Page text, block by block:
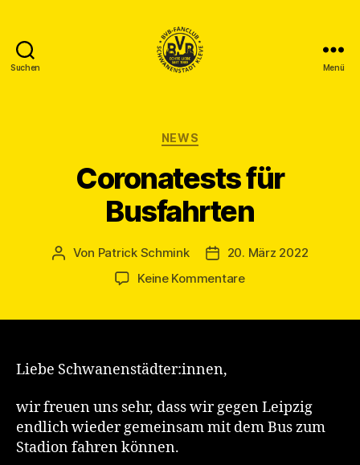
Suchen
Kleve
Menü
Kategorien
NEWS
Coronatests für
Busfahrten
Beitragsautor
Von Patrick Schmink Veröffentlichungsdatum
20. März 2022
Keine Kommentarezu
Liebe Schwanenstädter:innen,
wir freuen uns sehr, dass wir gegen Leipzig
endlich wieder gemeinsam mit dem Bus zum
Stadion fahren können.